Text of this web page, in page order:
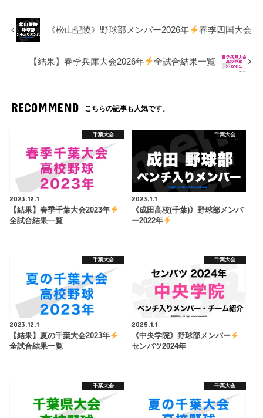
《松山聖陵》野球部メンバー2026年 春季四国大会
【結果】春季兵庫大会2026年 全試合結果一覧
RECOMMEND こちらの記事も人気です。
千葉大会
2023.12.1
【結果】春季千葉大会2023年
全試合結果一覧
千葉大会
2023.1.1
《成田高校(千葉)》野球部メンバ
ー2022年
千葉大会
2023.12.1
【結果】夏の千葉大会2023年
全試合結果一覧
千葉大会
2025.1.1
《中央学院》野球部メンバー
センバツ2024年
千葉大会 千葉大会